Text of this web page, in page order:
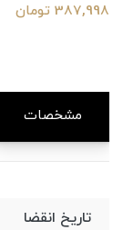
387,998 تومان
مشخصات
تاریخ انقضا